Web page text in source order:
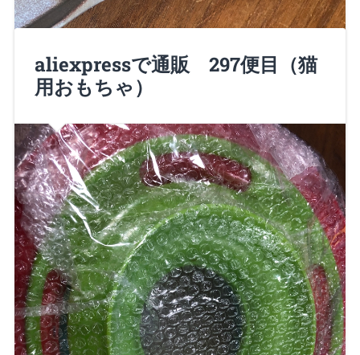
諸君、Nero大佐だ！ モンキーレンチはフレキスブル
にサイズ変更できる 便利なレ…
Continue Reading →
2018/07/01 0
aliexpressで通販 297便目（猫
用おもちゃ）